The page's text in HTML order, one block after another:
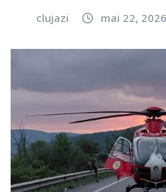
clujazi mai 22, 2026